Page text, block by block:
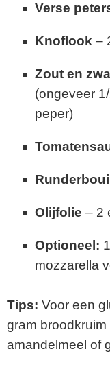
Verse
Knoflook –
Zout en
(ongeveer
peper)
Olijfolie – 2
Optioneel:
mozzarella
Tips: Voor een
gram
amandelmeel of